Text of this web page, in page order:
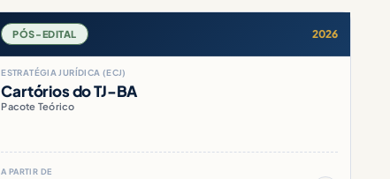
PÓS-EDITAL 2026
ESTRATÉGIA JURÍDICA (ECJ)
Cartórios do TJ-BA
Pacote Teórico
A PARTIR DE